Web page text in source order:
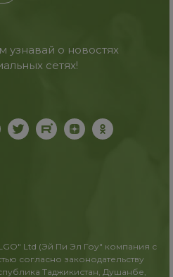
узнавай о новостях
сетях!
Ltd (Эй Пи Эл Гоу" компания с
согласно законодательству
Таджикистан, Душанбе,